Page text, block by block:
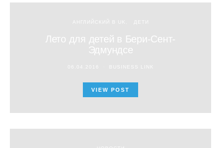
АНГЛИЙСКИЙ В UK ДЕТИ
Лето для детей в Бери-Сент-
Эдмундсе
06.04.2016 BUSINESS LINK
VIEW POST